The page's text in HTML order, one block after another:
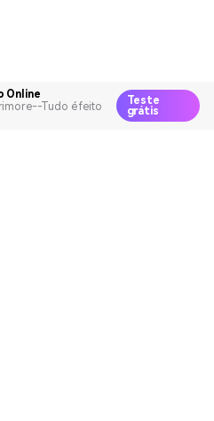
Online
Tudo é feito
Teste
grátis